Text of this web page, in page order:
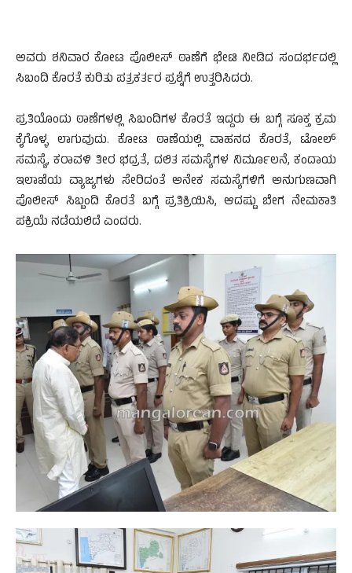
ಅವರು ಶನಿವಾರ ಕೋಟ ಪೊಲೀಸ್ ಠಾಣೆಗೆ ಭೇಟಿ ನೀಡಿದ ಸಂದರ್ಭದಲ್ಲಿ
ಸಿಬಂದಿ ಕೊರತೆ ಕುರಿತು ಪತ್ರಕರ್ತರ ಪ್ರಶ್ನೆಗೆ ಉತ್ತರಿಸಿದರು.
ಪ್ರತಿಯೊಂದು ಠಾಣೆಗಳಲ್ಲಿ ಸಿಬಂದಿಗಳ ಕೊರತೆ ಇದ್ದರು ಈ ಬಗ್ಗೆ ಸೂಕ್ತ ಕ್ರಮ
ಕೈಗೊಳ್ಳ ಲಾಗುವುದು. ಕೋಟ ಠಾಣೆಯಲ್ಲಿ ವಾಹನದ ಕೊರತೆ, ಟೋಲ್
ಸಮಸ್ಯೆ, ಕರಾವಳಿ ತೀರ ಭದ್ರತೆ, ದಲಿತ ಸಮಸ್ಯೆಗಳ ನಿರ್ಮೂಲನೆ, ಕಂದಾಯ
ಇಲಾಖೆಯ ವ್ಯಾಜ್ಯಗಳು ಸೇರಿದಂತೆ ಅನೇಕ ಸಮಸ್ಯೆಗಳಿಗೆ ಅನುಗುಣವಾಗಿ
ಪೊಲೀಸ್ ಸಿಬ್ಬಂದಿ ಕೊರತೆ ಬಗ್ಗೆ ಪ್ರತಿಕ್ರಿಯಿಸಿ, ಆದಷ್ಟು ಬೇಗ ನೇಮಕಾತಿ
ಪಕ್ರಿಯೆ ನಡೆಯಲಿದೆ ಎಂದರು.